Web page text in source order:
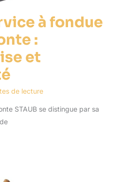
à fondue
:
et
de lecture
STAUB se distingue par sa